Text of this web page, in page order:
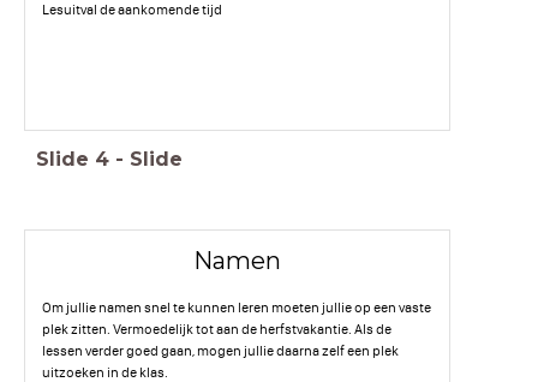
Lesuitval de aankomende tijd
Slide 4 - Slide
Namen
Om jullie namen snel te kunnen leren moeten jullie op een vaste
plek zitten. Vermoedelijk tot aan de herfstvakantie. Als de
lessen verder goed gaan, mogen jullie daarna zelf een plek
uitzoeken in de klas.